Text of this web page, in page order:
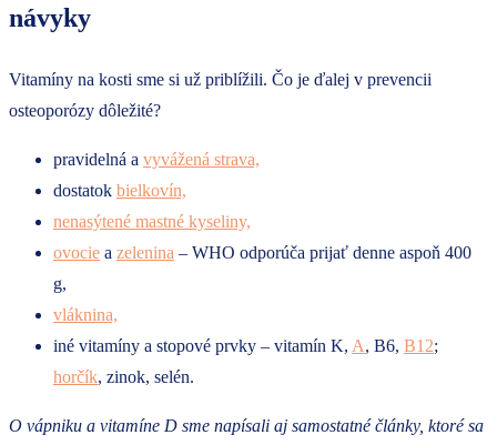
návyky
Vitamíny na kosti sme si už priblížili. Čo je ďalej v prevencii
osteoporózy dôležité?
pravidelná a vyvážená strava,
dostatok bielkovín,
nenasýtené mastné kyseliny,
ovocie a zelenina – WHO odporúča prijať denne aspoň 400
g,
vláknina,
iné vitamíny a stopové prvky – vitamín K, A, B6, B12;
horčík, zinok, selén.
O vápniku a vitamíne D sme napísali aj samostatné články, ktoré sa